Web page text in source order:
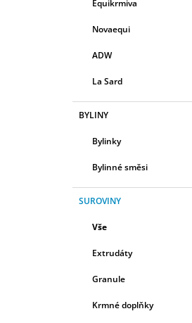
Equikrmiva
Novaequi
ADW
La Sard
BYLINY
Bylinky
Bylinné směsi
SUROVINY
Vše
Extrudáty
Granule
Krmné doplňky
580 Kč